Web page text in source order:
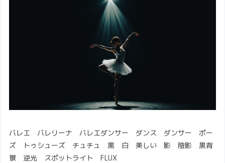
バレエ バレリーナ バレエダンサー ダンス ダンサー ポー
ズ トゥシューズ チュチュ 黒 白 美しい 影 陰影 黒背
景 逆光 スポットライト FLUX